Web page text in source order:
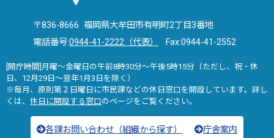
〒836-8666 福岡県大牟田市有明町2丁目3番地
電話番号:0944-41-2222（代表） Fax:0944-41-2552
[開庁時間]月曜～金曜日の午前8時30分～午後5時15分（ただし、祝・休
日、12月29日～翌年1月3日を除く）
※毎月、原則第２日曜日に市民課などの休日窓口を開設しています。詳し
くは、 休日に開設する窓口のページをご覧ください。
各課お問い合わせ（組織から探す） 庁舎案内